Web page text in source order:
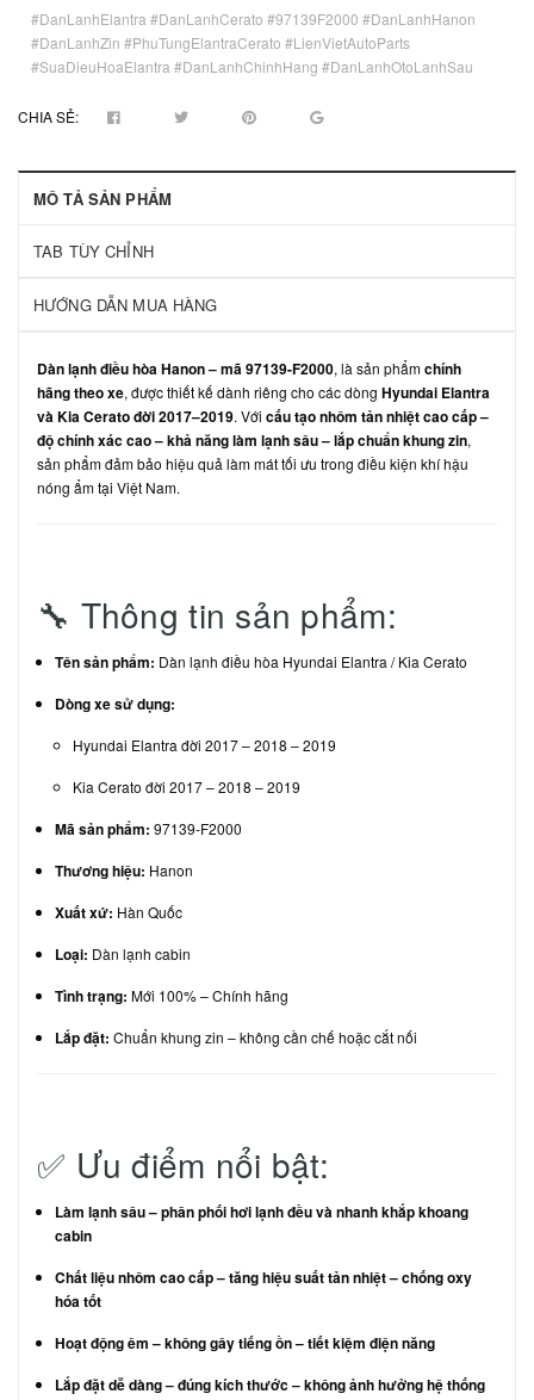
#DanLanhElantra #DanLanhCerato #97139F2000 #DanLanhHanon
#DanLanhZin #PhuTungElantraCerato #LienVietAutoParts
#SuaDieuHoaElantra #DanLanhChinhHang #DanLanhOtoLanhSau
CHIA SẺ:
MÔ TẢ SẢN PHẨM
TAB TÙY CHỈNH
HƯỚNG DẪN MUA HÀNG
Dàn lạnh điều hòa Hanon – mã 97139-F2000, là sản phẩmchính
hãng theo xe, được thiết kế dành riêng cho các dòng Hyundai Elantra
và Kia Cerato đời 2017–2019. Với cấu tạo nhôm tản nhiệt cao cấp –
độ chính xác cao – khả năng làm lạnh sâu – lắp chuẩn khung zin,
sản phẩm đảm bảo hiệu quả làm mát tối ưu trong điều kiện khí hậu
nóng ẩm tại Việt Nam.
🔧 Thông tin sản phẩm:
Tên sản phẩm: Dàn lạnh điều hòa Hyundai Elantra / Kia Cerato
Dòng xe sử dụng:
Hyundai Elantra đời 2017 – 2018 – 2019
Kia Cerato đời 2017 – 2018 – 2019
Mã sản phẩm: 97139-F2000
Thương hiệu: Hanon
Xuất xứ: Hàn Quốc
Loại: Dàn lạnh cabin
Tình trạng: Mới 100% – Chính hãng
Lắp đặt: Chuẩn khung zin – không cần chế hoặc cắt nối
✅ Ưu điểm nổi bật:
Làm lạnh sâu – phân phối hơi lạnh đều và nhanh khắp khoang
cabin
Chất liệu nhôm cao cấp – tăng hiệu suất tản nhiệt – chống oxy
hóa tốt
Hoạt động êm – không gây tiếng ồn – tiết kiệm điện năng
Lắp đặt dễ dàng – đúng kích thước – không ảnh hưởng hệ thống